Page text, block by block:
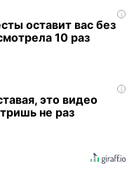
i
оставит вас без
10 раз
i
это видео
не раз